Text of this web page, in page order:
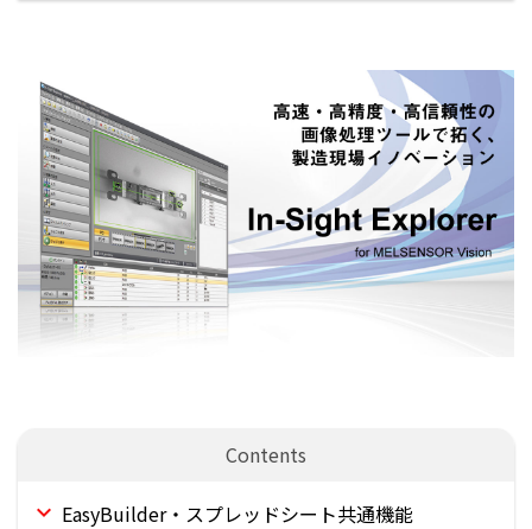
EasyBuilder・スプレッドシート共通機能